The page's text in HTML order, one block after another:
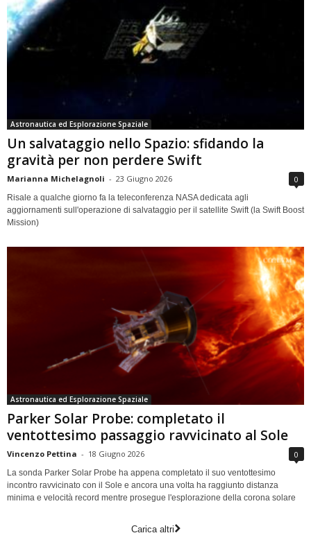
Astronautica ed Esplorazione Spaziale
Un salvataggio nello Spazio: sfidando la
gravità per non perdere Swift
Marianna Michelagnoli - 23 Giugno 2026 0
Risale a qualche giorno fa la teleconferenza NASA dedicata agli
aggiornamenti sull'operazione di salvataggio per il satellite Swift (la Swift Boost
Mission)
Astronautica ed Esplorazione Spaziale
Parker Solar Probe: completato il
ventottesimo passaggio ravvicinato al Sole
Vincenzo Pettina - 18 Giugno 2026 0
La sonda Parker Solar Probe ha appena completato il suo ventottesimo
incontro ravvicinato con il Sole e ancora una volta ha raggiunto distanza
minima e velocità record mentre prosegue l'esplorazione della corona solare
Carica altri